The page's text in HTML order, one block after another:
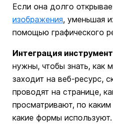
Если она долго
изображения, уменьшая
помощью графического
Интеграция
нужны, чтобы знать, как
заходит на веб-ресурс,
проводят на странице,
просматривают, по
какие формы